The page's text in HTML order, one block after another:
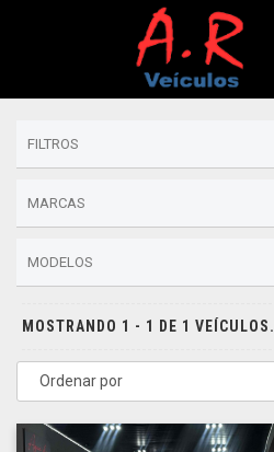
FILTROS
MARCAS
MODELOS
MOSTRANDO 1 - 1 DE 1 VEÍCULOS.
Ordenar por